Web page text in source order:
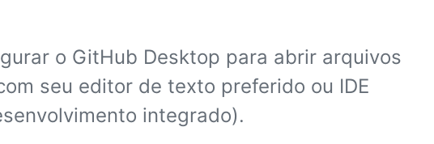
o GitHub Desktop para abrir arquivos
seu editor de texto preferido ou IDE
integrado).